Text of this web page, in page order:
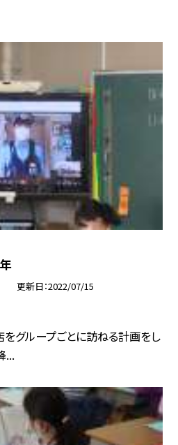
更新日 2022/07/15
グループごとに訪ねる計画をし
...